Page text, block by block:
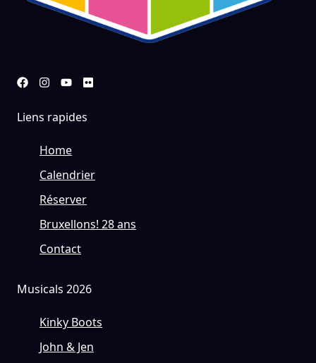
Liens rapides
Home
Calendrier
Réserver
Bruxellons! 28 ans
Contact
Musicals 2026
Kinky Boots
John & Jen